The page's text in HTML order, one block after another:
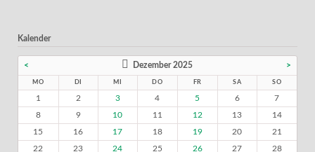
Kalender
< Dezember 2025 >
MO DI MI DO FR SA SO
1 2 3 4 5 6
7
8
9 10 11 12 13
14
15
16 17 18 19 20
21
22
23 24 25 26 27 28